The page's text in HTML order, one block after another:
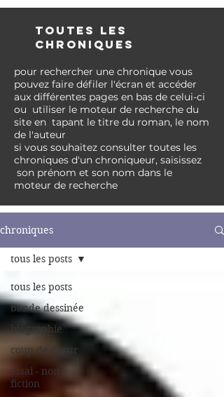
TOUTES LES
CHRONIQUES
pour rechercher une chronique vous
pouvez faire défiler l'écran et accéder
aux différentes pages en bas de celui-ci
ou utiliser le moteur de recherche du
site en tapant le titre du roman, le nom
de l'auteur
si vous souhaitez consulter toutes les
chroniques d'un chroniqueur, saisissez
son prénom et son nom dans le
moteur de recherche
chroniques
tous les posts
bande dessinée
biographie
coup de coeur
essai - non
fiction
tous les posts